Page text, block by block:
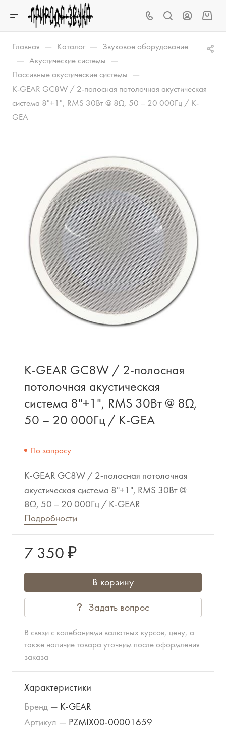
Главная — Каталог — Звуковое оборудование
— Акустические системы —
Пассивные акустические системы —
K-GEAR GC8W / 2-полосная потолочная акустическая
система 8"+1", RMS 30Вт @ 8Ω, 50 – 20 000Гц / K-
GEA
K-GEAR GC8W / 2-полосная
потолочная акустическая
система 8"+1", RMS 30Вт @ 8Ω,
50 – 20 000Гц / K-GEA
По запросу
K-GEAR GC8W / 2-полосная потолочная
акустическая система 8"+1", RMS 30Вт @
8Ω, 50 – 20 000Гц / K-GEAR
Подробности
7 350 ₽
В корзину
Задать вопрос
В связи с колебаниями валютных курсов, цену, а
также наличие товара уточним после оформления
заказа
Характеристики
Бренд — K-GEAR
Артикул — PZMIX00-00001659